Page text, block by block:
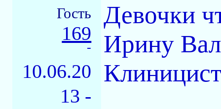
Гость
169
-
10.06.20
13 -
Девочки
Ирину